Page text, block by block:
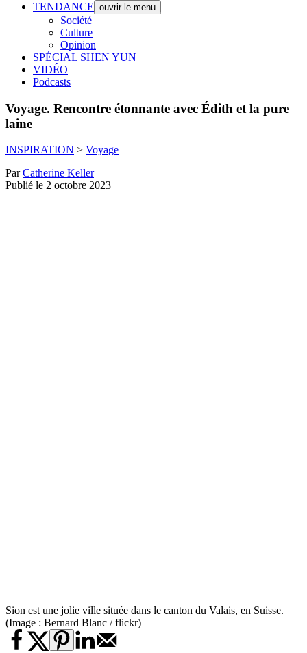
TENDANCE ouvrir le menu
Société
Culture
Opinion
SPÉCIAL SHEN YUN
VIDÉO
Podcasts
Voyage. Rencontre étonnante avec Édith et la pure
laine
INSPIRATION > Voyage
ParCatherine Keller
Publié le 2 octobre 2023
Sion est une jolie ville située dans le canton du Valais, en Suisse.
(Image : Bernard Blanc / flickr)